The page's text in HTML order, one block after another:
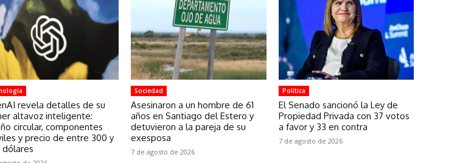
revela detalles de su
altavoz inteligente:
circular, componentes
y precio de entre 300 y
Sociedad
Asesinaron a un hombre de 61
años en Santiago del Estero y
detuvieron a la pareja de su
exesposa
7 de agosto de 2026
Política
El Senado sancionó la Ley de
Propiedad Privada con 37 votos
a favor y 33 en contra
7 de agosto de 2026